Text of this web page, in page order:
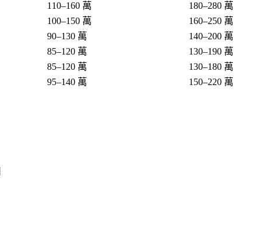
110–160 萬 180–280 萬
100–150 萬 160–250 萬
90–130 萬 140–200 萬
85–120 萬 130–190 萬
85–120 萬 130–180 萬
95–140 萬 150–220 萬